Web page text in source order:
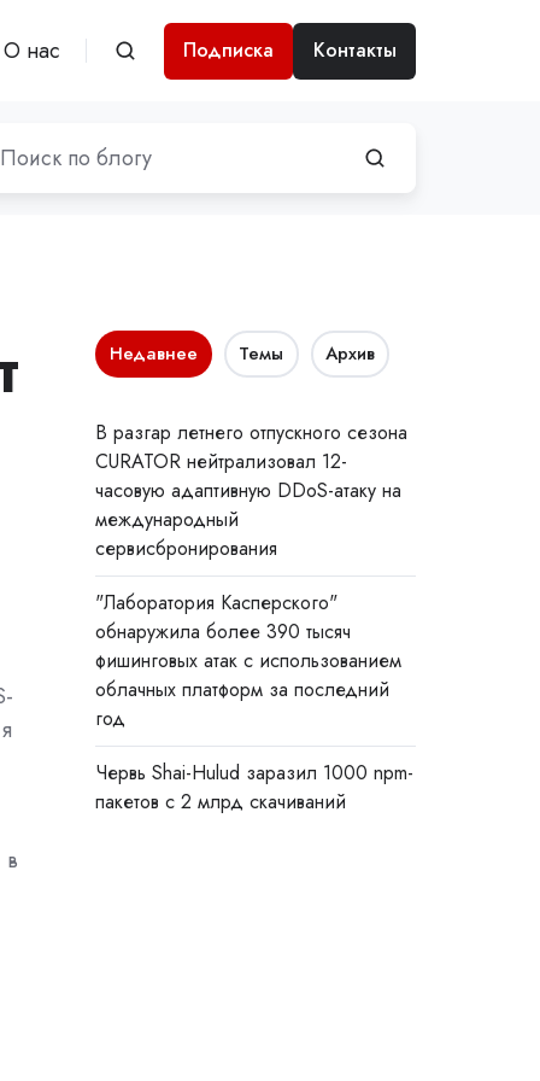
О нас Подписка Контакты
в
Недавнее Темы Архив
В разгар летнего отпускного сезона
CURATOR нейтрализовал 12-
часовую адаптивную DDoS-атаку на
международный
сервисбронирования
"Лаборатория Касперского"
обнаружила более 390 тысяч
фишинговых атак с использованием
облачных платформ за последний
год
Червь Shai-Hulud заразил 1000 npm-
пакетов с 2 млрд скачиваний